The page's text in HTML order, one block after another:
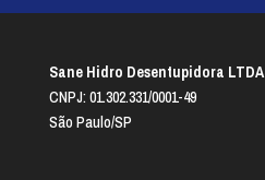
Sane Hidro Desentupidora LTDA
CNPJ: 01.302.331/0001-49
São Paulo/SP